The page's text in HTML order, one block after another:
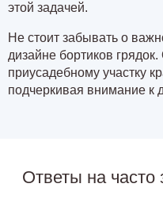
этой задачей.
Не стоит забывать о
дизайне бортиков
приусадебному участку
подчеркивая внимание к
Ответы на